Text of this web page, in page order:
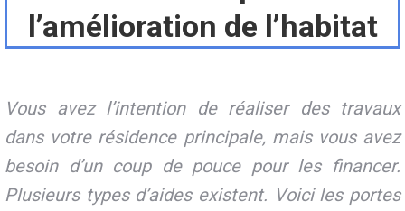
l’amélioration de l’habitat
Vous avez l’intention de réaliser des travaux
dans votre résidence principale, mais vous avez
besoin d’un coup de pouce pour les financer.
Plusieurs types d’aides existent. Voici les portes